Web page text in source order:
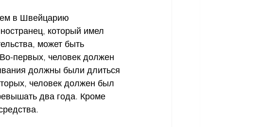
в Швейцарию
который имел
может быть
первых, человек должен
должны были длиться
человек должен был
два года. Кроме